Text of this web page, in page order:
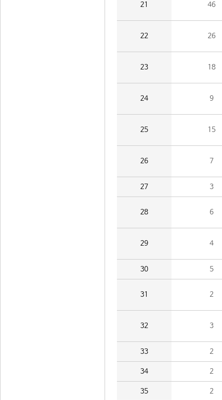
21 46
22 26
23 18
24 9
25 15
26 7
27 3
28 6
29 4
30 5
31 2
32 3
33 2
34 2
35 2